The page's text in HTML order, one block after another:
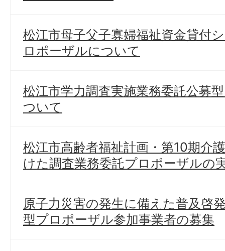
松江市母子父子寡婦福祉資金貸付
ロポーザルについて
松江市学力調査実施業務委託公募
ついて
松江市高齢者福祉計画・第10期介
けた調査業務委託プロポーザルの
原子力災害の発生に備えた普及啓
型プロポーザル参加事業者の募集